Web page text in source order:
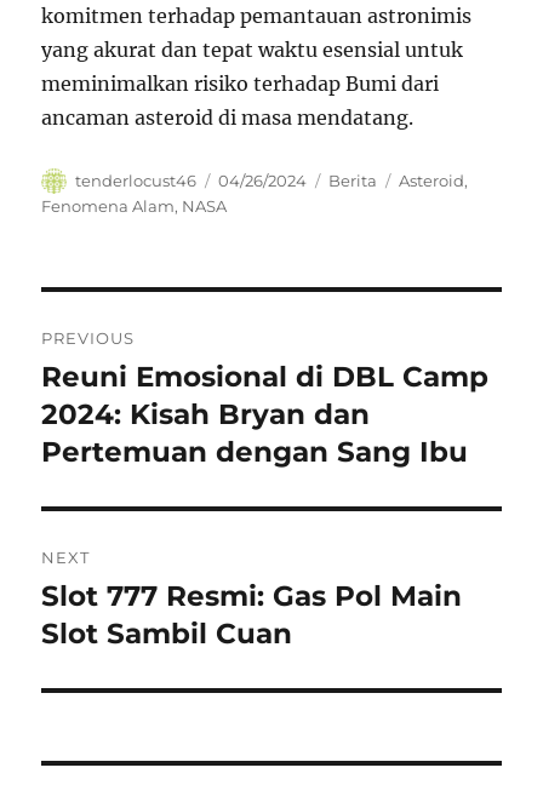
komitmen terhadap pemantauan astronimis
yang akurat dan tepat waktu esensial untuk
meminimalkan risiko terhadap Bumi dari
ancaman asteroid di masa mendatang.
Author
tenderlocust46
Posted
on
04/26/2024 Categories
Berita Tags
Asteroid,
Fenomena Alam, NASA
pos
PREVIOUS
Previous
post:
Reuni Emosional di DBL Camp
2024: Kisah Bryan dan
Pertemuan dengan Sang Ibu
NEXT
Next
post:
Slot 777 Resmi: Gas Pol Main
Slot Sambil Cuan